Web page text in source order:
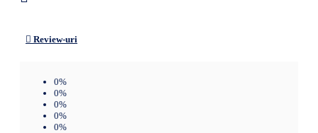
Review-uri
0%
0%
0%
0%
0%